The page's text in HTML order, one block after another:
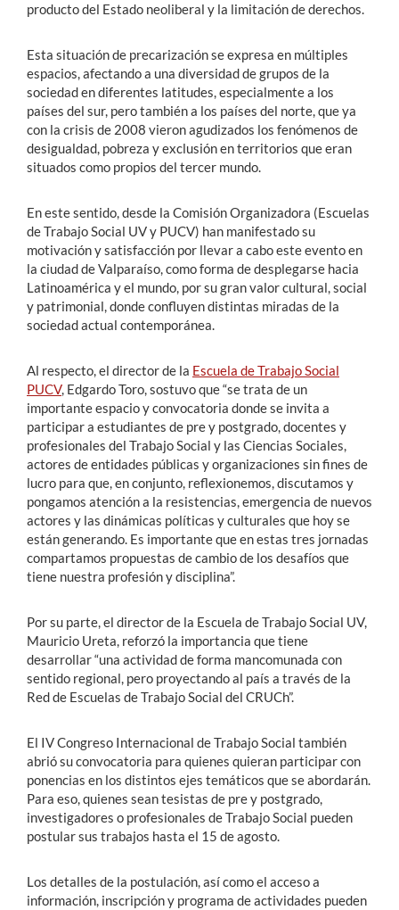
producto del Estado neoliberal y la limitación de derechos.
Esta situación de precarización se expresa en múltiples
espacios, afectando a una diversidad de grupos de la
sociedad en diferentes latitudes, especialmente a los
países del sur, pero también a los países del norte, que ya
con la crisis de 2008 vieron agudizados los fenómenos de
desigualdad, pobreza y exclusión en territorios que eran
situados como propios del tercer mundo.
En este sentido, desde la Comisión Organizadora (Escuelas
de Trabajo Social UV y PUCV) han manifestado su
motivación y satisfacción por llevar a cabo este evento en
la ciudad de Valparaíso, como forma de desplegarse hacia
Latinoamérica y el mundo, por su gran valor cultural, social
y patrimonial, donde confluyen distintas miradas de la
sociedad actual contemporánea.
Al respecto, el director de la Escuela de Trabajo Social
PUCV, Edgardo Toro, sostuvo que “se trata de un
importante espacio y convocatoria donde se invita a
participar a estudiantes de pre y postgrado, docentes y
profesionales del Trabajo Social y las Ciencias Sociales,
actores de entidades públicas y organizaciones sin fines de
lucro para que, en conjunto, reflexionemos, discutamos y
pongamos atención a la resistencias, emergencia de nuevos
actores y las dinámicas políticas y culturales que hoy se
están generando. Es importante que en estas tres jornadas
compartamos propuestas de cambio de los desafíos que
tiene nuestra profesión y disciplina”.
Por su parte, el director de la Escuela de Trabajo Social UV,
Mauricio Ureta, reforzó la importancia que tiene
desarrollar “una actividad de forma mancomunada con
sentido regional, pero proyectando al país a través de la
Red de Escuelas de Trabajo Social del CRUCh”.
El IV Congreso Internacional de Trabajo Social también
abrió su convocatoria para quienes quieran participar con
ponencias en los distintos ejes temáticos que se abordarán.
Para eso, quienes sean tesistas de pre y postgrado,
investigadores o profesionales de Trabajo Social pueden
postular sus trabajos hasta el 15 de agosto.
Los detalles de la postulación, así como el acceso a
información, inscripción y programa de actividades pueden